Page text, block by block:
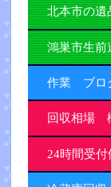
北本市の
鴻巣市生
作業 ブロ
回収相場
24時間受